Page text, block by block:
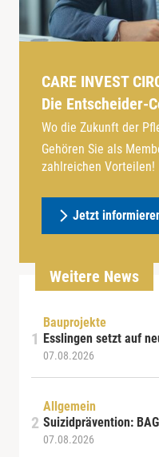
CARE INVEST
Die Entscheider-
Wo die Zukunft der
Gehören Sie als
zahlreichen Vorteilen!
Jetzt
Weitere News
Bauprojekte
Esslingen setzt auf
07.08.2026
Allgemein
Suizidprävention:
07.08.2026